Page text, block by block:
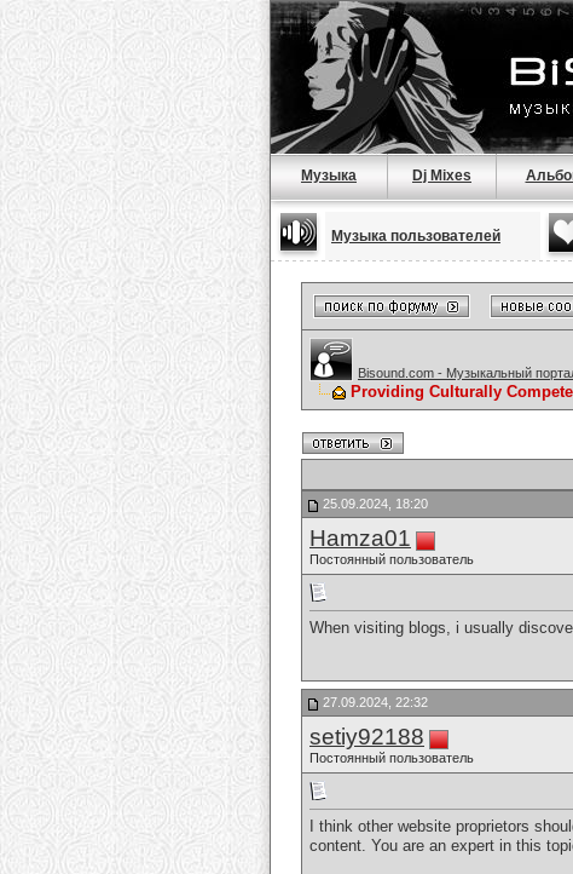
Музыка Dj Mixes
Музыка пользователей
Bisound.com - Музыкальный
Providing Culturally
25.09.2024, 18:20
Hamza01
Постоянный пользователь
When visiting blogs, i usually
27.09.2024, 22:32
setiy92188
Постоянный пользователь
I think other website proprietors
content. You are an expert in this